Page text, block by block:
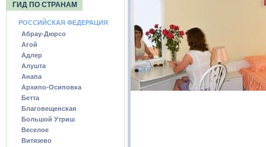
ГИД ПО СТРАНАМ
РОССИЙСКАЯ ФЕДЕРАЦИЯ
Абрау-Дюрсо
Агой
Адлер
Алушта
Анапа
Архипо-Осиповка
Бетта
Благовещенская
Большой Утриш
Веселое
Витязево